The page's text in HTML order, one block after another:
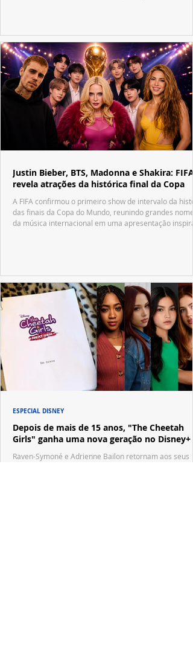
Justin Bieber, BTS, Madonna e Shakira: FIFA
revela atrações da histórica final da Copa
A FIFA confirmou o primeiro show de intervalo da
das finais da Copa do Mundo, reunindo grandes nomes
da música internacional em uma apresentação
Depois de mais de 15 anos, "The Cheetah
Girls" ganha uma nova geração no Disney+
Raven-Symoné e Adrienne Bailon retornam aos seus
ESPECIAL DISNEY